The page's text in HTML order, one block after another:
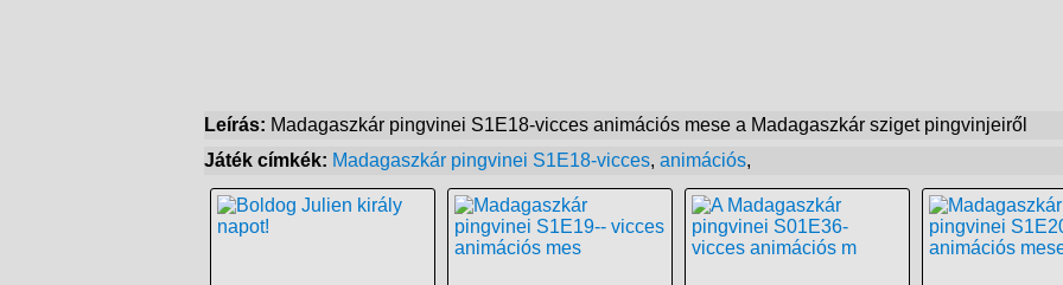
Leírás: Madagaszkár pingvinei S1E18-vicces animációs mese a Madagaszkár sziget pingvinjeiről
Játék címkék: Madagaszkár pingvinei S1E18-vicces, animációs,